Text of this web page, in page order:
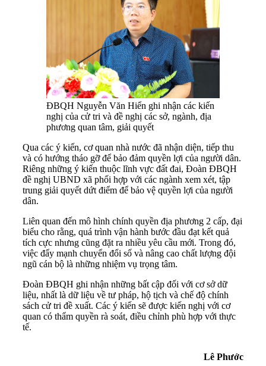
ĐBQH Nguyễn Văn Hiển ghi nhận các kiến
nghị của cử tri và đề nghị các sở, ngành, địa
phương quan tâm, giải quyết
Qua các ý kiến, cơ quan nhà nước đã nhận diện, tiếp thu
và có hướng tháo gỡ để bảo đảm quyền lợi của người dân.
Riêng những ý kiến thuộc lĩnh vực đất đai, Đoàn ĐBQH
đề nghị UBND xã phối hợp với các ngành xem xét, tập
trung giải quyết dứt điểm để bảo vệ quyền lợi của người
dân.
Liên quan đến mô hình chính quyền địa phương 2 cấp, đại
biểu cho rằng, quá trình vận hành bước đầu đạt kết quả
tích cực nhưng cũng đặt ra nhiều yêu cầu mới. Trong đó,
việc đẩy mạnh chuyển đổi số và nâng cao chất lượng đội
ngũ cán bộ là những nhiệm vụ trọng tâm.
Đoàn ĐBQH ghi nhận những bất cập đối với cơ sở dữ
liệu, nhất là dữ liệu về tư pháp, hộ tịch và chế độ chính
sách cử tri đề xuất. Các ý kiến sẽ được kiến nghị với cơ
quan có thẩm quyền rà soát, điều chỉnh phù hợp với thực
tế.
Lê Phước